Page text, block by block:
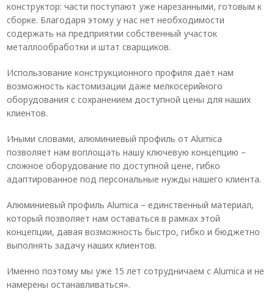
конструктор: части поступают уже нарезанными, готовым к
сборке. Благодаря этому у нас нет необходимости
содержать на предприятии собственный участок
металлообработки и штат сварщиков.
Использование конструкционного профиля даёт нам
возможность кастомизации даже мелкосерийного
оборудования с сохранением доступной цены для наших
клиентов.
Иными словами, алюминиевый профиль от Alumica
позволяет нам воплощать нашу ключевую концепцию –
сложное оборудование по доступной цене, гибко
адаптированное под персональные нужды нашего клиента.
Алюминиевый профиль Alumica – единственный материал,
который позволяет нам оставаться в рамках этой
концепции, давая возможность быстро, гибко и бюджетно
выполнять задачу наших клиентов.
Именно поэтому мы уже 15 лет сотрудничаем с Alumica и не
намерены останавливаться».